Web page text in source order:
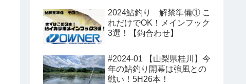
2024鮎釣り 解禁準備① こ
れだけでOK！メインフック
3選！【鈎合わせ】
#2024-01 【山梨県桂川】今
年の鮎釣り開幕は強風との
戦い！5H26本！